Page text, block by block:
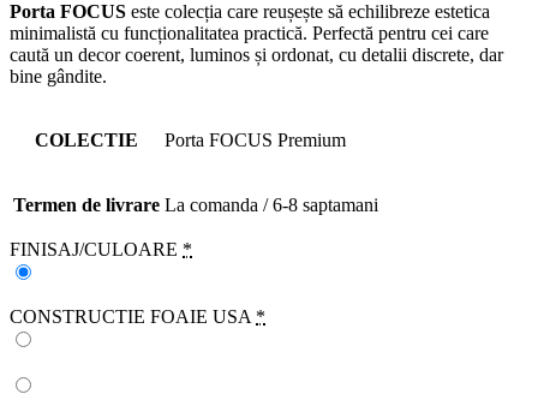
Porta FOCUS este colecția care reușește să echilibreze estetica
minimalistă cu funcționalitatea practică. Perfectă pentru cei care
caută un decor coerent, luminos și ordonat, cu detalii discrete, dar
bine gândite.
COLECTIE Porta FOCUS Premium
Termen de livrare La comanda / 6-8 saptamani
FINISAJ/CULOARE *
CONSTRUCTIE FOAIE USA *